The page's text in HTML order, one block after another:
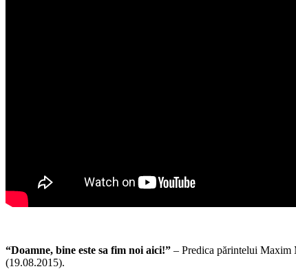
“Doamne, bine este sa fim noi aici!” – Predica părintelui Maxim
(19.08.2015).